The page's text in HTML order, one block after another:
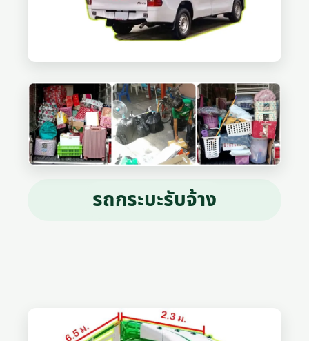
รถกระบะรับจ้าง